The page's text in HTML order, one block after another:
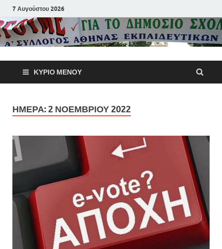
7 Αυγούστου 2026
Α΄
Αθηνών
Π.Ε.
ΚΎΡΙΟ ΜΕΝΟΎ
ΗΜΈΡΑ:2 ΝΟΕΜΒΡΊΟΥ 2022